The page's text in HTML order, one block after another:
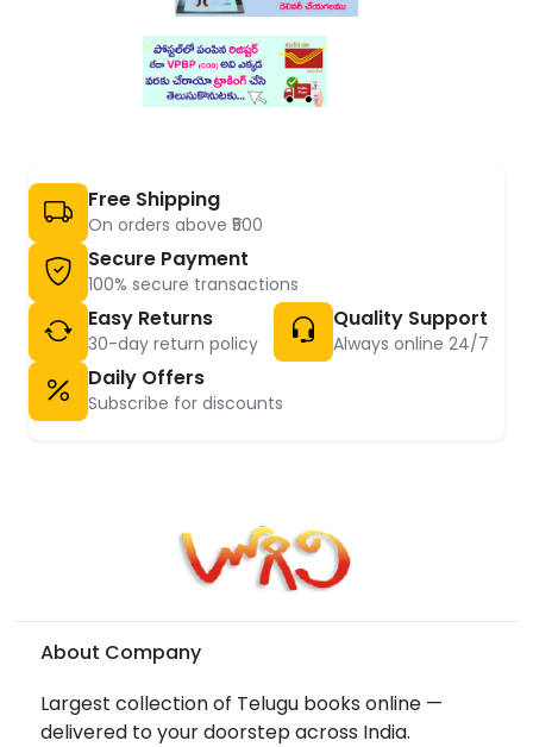
Free Shipping
On orders above ₹500
Secure Payment
100% secure transactions
Easy Returns
30-day return policy
Quality Support
Always online 24/7
Daily Offers
Subscribe for discounts
About Company
Largest collection of Telugu books online —
delivered to your doorstep across India.